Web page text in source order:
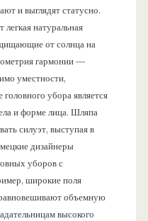
и выглядят статусно.
натуральная
от солнца на
гармонии —
уместности,
убора является
и форме лица. Шляпа
силуэт, выступая в
дизайнеры
уборов с
широкие поля
объемную
высокого